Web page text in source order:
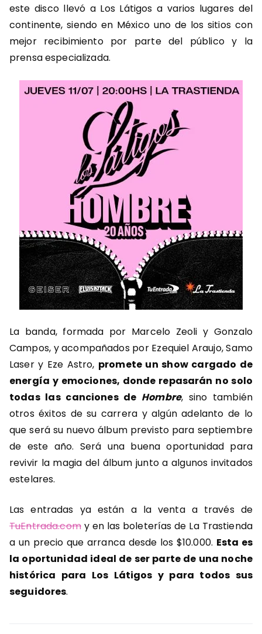
este disco llevó a Los Látigos a varios lugares del
continente, siendo en México uno de los sitios con
mejor recibimiento por parte del público y la
prensa especializada.
La banda, formada por Marcelo Zeoli y Gonzalo
Campos, y acompañados por Ezequiel Araujo, Samo
Laser y Eze Astro, promete un show cargado de
energía y emociones, donde repasarán no solo
todas las canciones de Hombre, sino también
otros éxitos de su carrera y algún adelanto de lo
que será su nuevo álbum previsto para septiembre
de este año. Será una buena oportunidad para
revivir la magia del álbum junto a algunos invitados
estelares.
Las entradas ya están a la venta a través de
TuEntrada.comy en las boleterías de La Trastienda
a un precio que arranca desde los $10.000. Esta es
la oportunidad ideal de ser parte de una noche
histórica para Los Látigos y para todos sus
seguidores.